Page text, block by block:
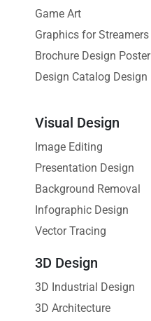
Game Art
Graphics for Streamers
Brochure Design Poster
Design Catalog Design
Visual Design
Image Editing
Presentation Design
Background Removal
Infographic Design
Vector Tracing
3D Design
3D Industrial Design
3D Architecture